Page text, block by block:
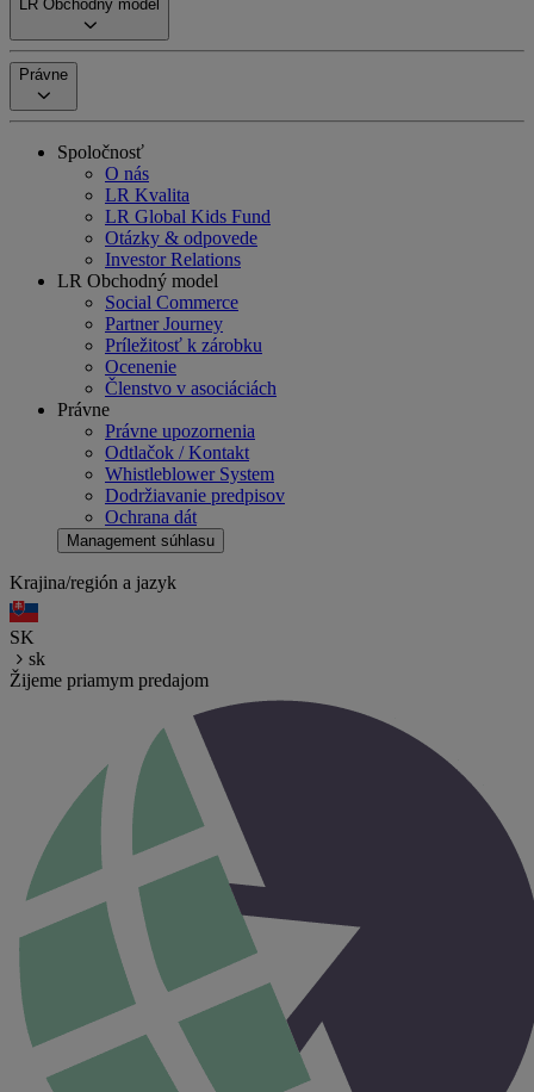
LR Obchodný model
Právne
Spoločnosť
O nás
LR Kvalita
LR Global Kids Fund
Otázky & odpovede
Investor Relations
LR Obchodný model
Social Commerce
Partner Journey
Príležitosť k zárobku
Ocenenie
Členstvo v asociáciách
Právne
Právne upozornenia
Odtlačok / Kontakt
Whistleblower System
Dodržiavanie predpisov
Ochrana dát
Management súhlasu
Krajina/región a jazyk
SK
sk
Žijeme priamym predajom